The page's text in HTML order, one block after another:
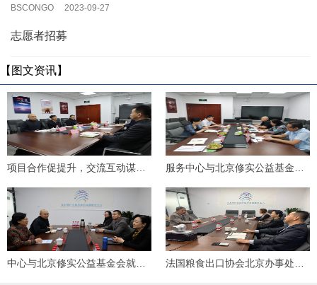
BSCONGO 2023-09-27
志愿者招募
【图文资讯】